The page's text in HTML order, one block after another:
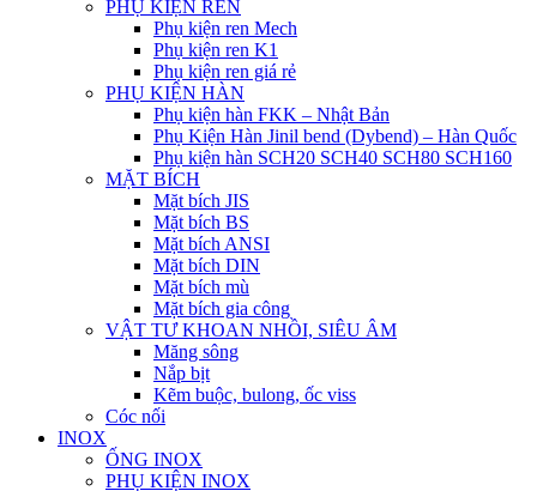
PHỤ KIỆN REN
Phụ kiện ren Mech
Phụ kiện ren K1
Phụ kiện ren giá rẻ
PHỤ KIỆN HÀN
Phụ kiện hàn FKK – Nhật Bản
Phụ Kiện Hàn Jinil bend (Dybend) – Hàn Quốc
Phụ kiện hàn SCH20 SCH40 SCH80 SCH160
MẶT BÍCH
Mặt bích JIS
Mặt bích BS
Mặt bích ANSI
Mặt bích DIN
Mặt bích mù
Mặt bích gia công
VẬT TƯ KHOAN NHỒI, SIÊU ÂM
Măng sông
Nắp bịt
Kẽm buộc, bulong, ốc viss
Cóc nối
INOX
ỐNG INOX
PHỤ KIỆN INOX